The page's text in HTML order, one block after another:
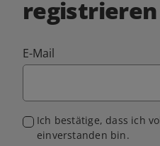
registrieren
E-Mail
Ich bestätige, dass ich
einverstanden bin.